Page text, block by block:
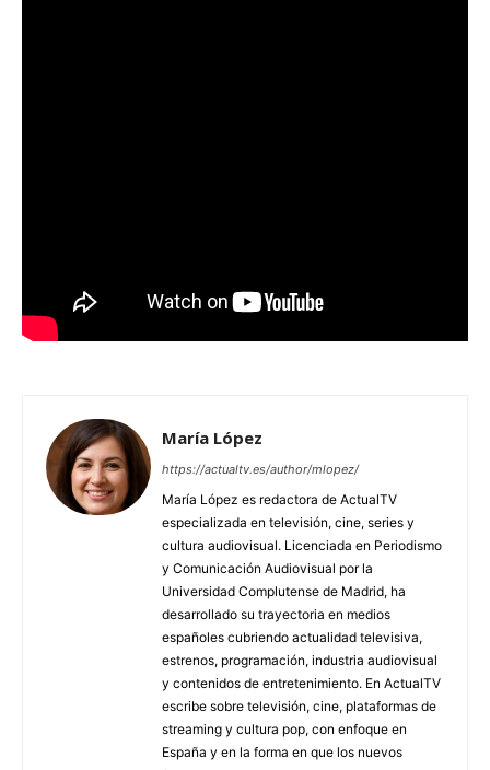
María López
https://actualtv.es/author/mlopez/
María López es redactora de ActualTV
especializada en televisión, cine, series y
cultura audiovisual. Licenciada en Periodismo
y Comunicación Audiovisual por la
Universidad Complutense de Madrid, ha
desarrollado su trayectoria en medios
españoles cubriendo actualidad televisiva,
estrenos, programación, industria audiovisual
y contenidos de entretenimiento. En ActualTV
escribe sobre televisión, cine, plataformas de
streaming y cultura pop, con enfoque en
España y en la forma en que los nuevos